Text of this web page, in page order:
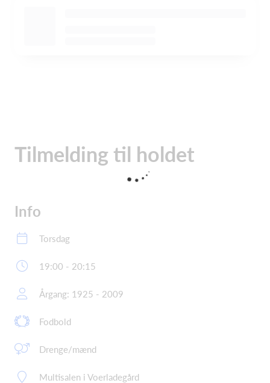
Tilmelding til holdet
Info
Torsdag
19:00 - 20:15
Årgang: 1925 - 2009
Fodbold
Drenge/mænd
Multisalen i Voerladegård